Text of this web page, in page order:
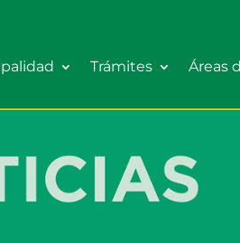
Trámites Áreas